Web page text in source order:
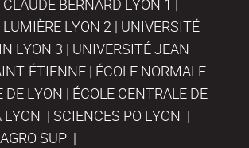
LYON 2 | UNIVERSITÉ
LYON 3 | UNIVERSITÉ JEAN
ÉTIENNE | ÉCOLE NORMALE
DE LYON | ÉCOLE CENTRALE DE
| SCIENCES PO LYON |
SUP |